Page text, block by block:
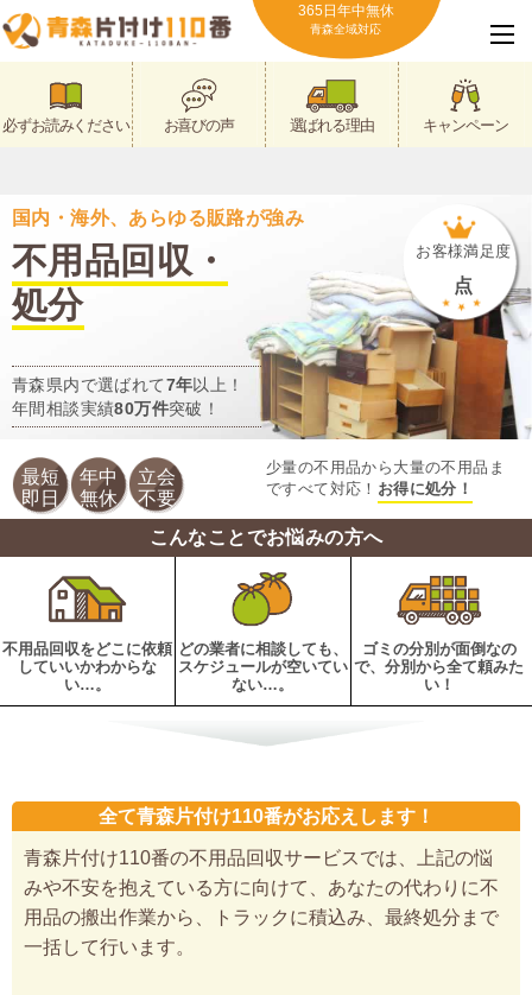
365日年中無休
青森全域対応
必ずお読みください お喜びの声 選ばれる理由 キャンペーン
国内・海外、あらゆる販路が強み
不用品回収・
処分
青森県内で選ばれて7年以上！
年間相談実績80万件突破！
お客様満足度
点
最短
即日
年中
無休
立会
不要
少量の不用品から大量の不用品ま
ですべて対応！ お得に処分！
こんなことでお悩みの方へ
不用品回収をどこに依頼
していいかわからな
い…。
どの業者に相談しても、
スケジュールが空いてい
ない…。
ゴミの分別が面倒なの
で、分別から全て頼みた
い！
全て青森片付け110番がお応えします！
青森片付け110番の不用品回収サービスでは、上記の悩
みや不安を抱えている方に向けて、あなたの代わりに不
用品の搬出作業から、トラックに積込み、最終処分まで
一括して行います。